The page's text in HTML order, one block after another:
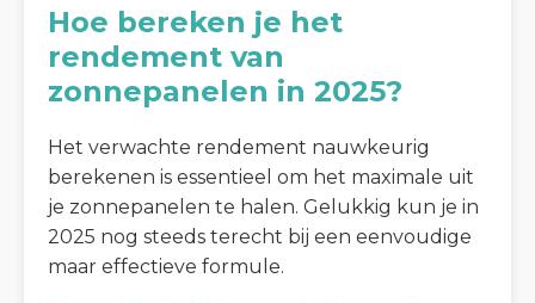
Hoe bereken je het
rendement van
zonnepanelen in 2025?
Het verwachte rendement nauwkeurig
berekenen is essentieel om het maximale uit
je zonnepanelen te halen. Gelukkig kun je in
2025 nog steeds terecht bij een eenvoudige
maar effectieve formule.